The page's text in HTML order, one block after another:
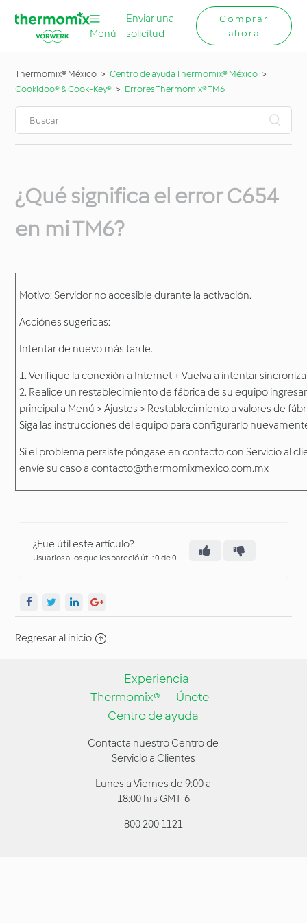
Menú
Enviar una
solicitud
Comprar
ahora
Thermomix® México
Centro de ayuda Thermomix® México
Cookidoo® & Cook-Key®
Errores Thermomix® TM6
¿Qué significa el error C654
en mi TM6?
Motivo: Servidor no accesible durante la activación.
Acciónes sugeridas:
Intentar de nuevo más tarde.
1. Verifique la conexión a Internet + Vuelva a intentar
2. Realice un restablecimiento de fábrica de su equipo
principal a Menú > Ajustes > Restablecimiento a valores de
Siga las instrucciones del equipo para configurarlo
Si el problema persiste póngase en contacto con Servicio al
envíe su caso a contacto@thermomixmexico.com.mx
¿Fue útil este artículo?
Usuarios a los que les pareció útil: 0 de 0
Regresar al inicio
Experiencia
Thermomix®
Únete
Centro de ayuda
Contacta nuestro Centro de
Servicio a Clientes
Lunes a Viernes de 9:00 a
18:00 hrs GMT-6
800 200 1121